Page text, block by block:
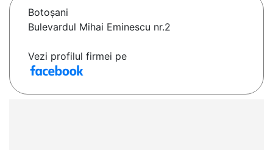
Botoşani
Bulevardul Mihai Eminescu nr.2
Vezi profilul firmei pe